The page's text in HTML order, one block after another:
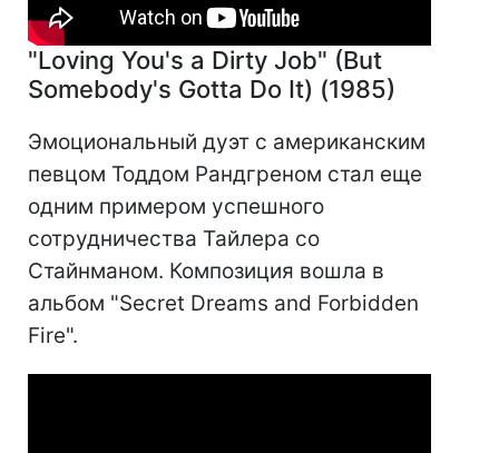
"Loving You's a Dirty Job" (But
Somebody's Gotta Do It) (1985)
Эмоциональный дуэт с американским
певцом Тоддом Рандгреном стал еще
одним примером успешного
сотрудничества Тайлера со
Стайнманом. Композиция вошла в
альбом "Secret Dreams and Forbidden
Fire".